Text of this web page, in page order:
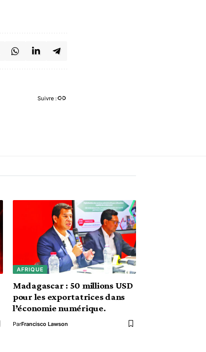
Suivre :
AFRIQUE
Madagascar : 50 millions USD
pour les exportatrices dans
l’économie numérique.
ParFrancisco Lawson